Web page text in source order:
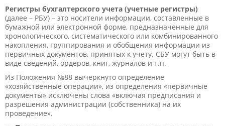
Регистры бухгалтерского учета (учетные регистры)
(далее – РБУ) – это носители информации, составленные в
бумажной или электронной форме, предназначенные для
хронологического, систематического или комбинированного
накопления, группирования и обобщения информации из
первичных документов, принятых к учету. СБУ могут быть в
виде сведений, ордеров, книг, журналов и т.п.
Из Положения №88 вычеркнуто определение
«хозяйственные операции», из определения «первичные
документы» исключены слова «включая предписания и
разрешения администрации (собственника) на их
проведение».